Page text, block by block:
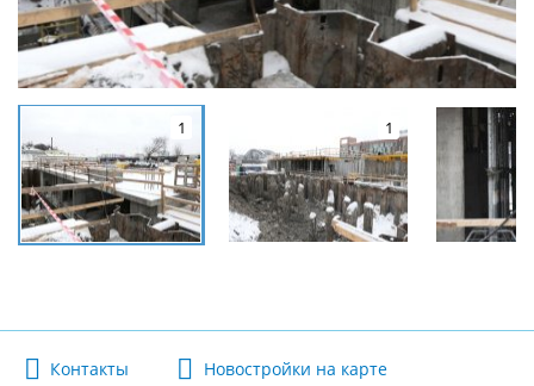
1 1
Контакты Новостройки на карте